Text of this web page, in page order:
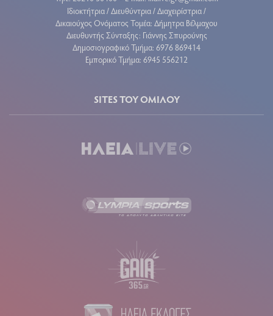
Ιδιοκτήτρια / Διευθύντρια / Διαχειρίστρια /
Δικαιούχος Ονόματος Τομέα: Δήμητρα Βέλμαχου
Διευθυντής Σύνταξης: Γιάννης Σπυρούνης
Δημοσιογραφικό Τμήμα: 6976 869414
Εμπορικό Τμήμα: 6945 556212
SITES ΤΟΥ ΟΜΙΛΟΥ